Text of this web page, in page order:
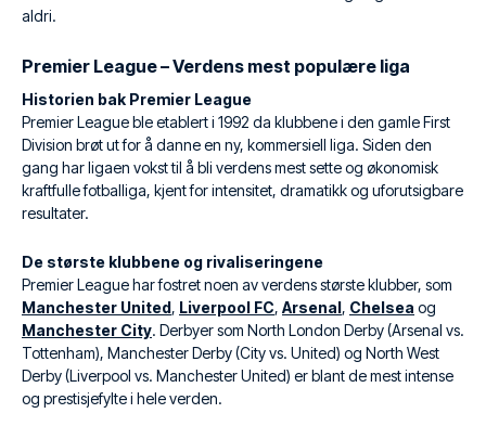
aldri.
Premier League – Verdens mest populære liga
Historien bak Premier League
Premier League ble etablert i 1992 da klubbene i den gamle First
Division brøt ut for å danne en ny, kommersiell liga. Siden den
gang har ligaen vokst til å bli verdens mest sette og økonomisk
kraftfulle fotballiga, kjent for intensitet, dramatikk og uforutsigbare
resultater.
De største klubbene og rivaliseringene
Premier League har fostret noen av verdens største klubber, som
Manchester United, Liverpool FC, Arsenal, Chelsea og
Manchester City. Derbyer som North London Derby (Arsenal vs.
Tottenham), Manchester Derby (City vs. United) og North West
Derby (Liverpool vs. Manchester United) er blant de mest intense
og prestisjefylte i hele verden.